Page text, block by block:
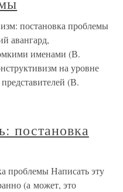
постановка проблемы
авангард,
именами (В.
на уровне
(В.
постановка
проблемы Написать эту
(а может, это